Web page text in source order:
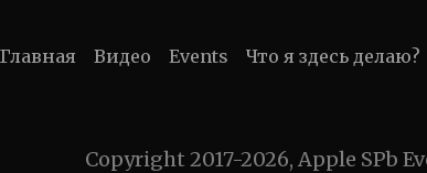
Главная Видео Events Что я здесь делаю?
Copyright 2017-2026, Apple SPb